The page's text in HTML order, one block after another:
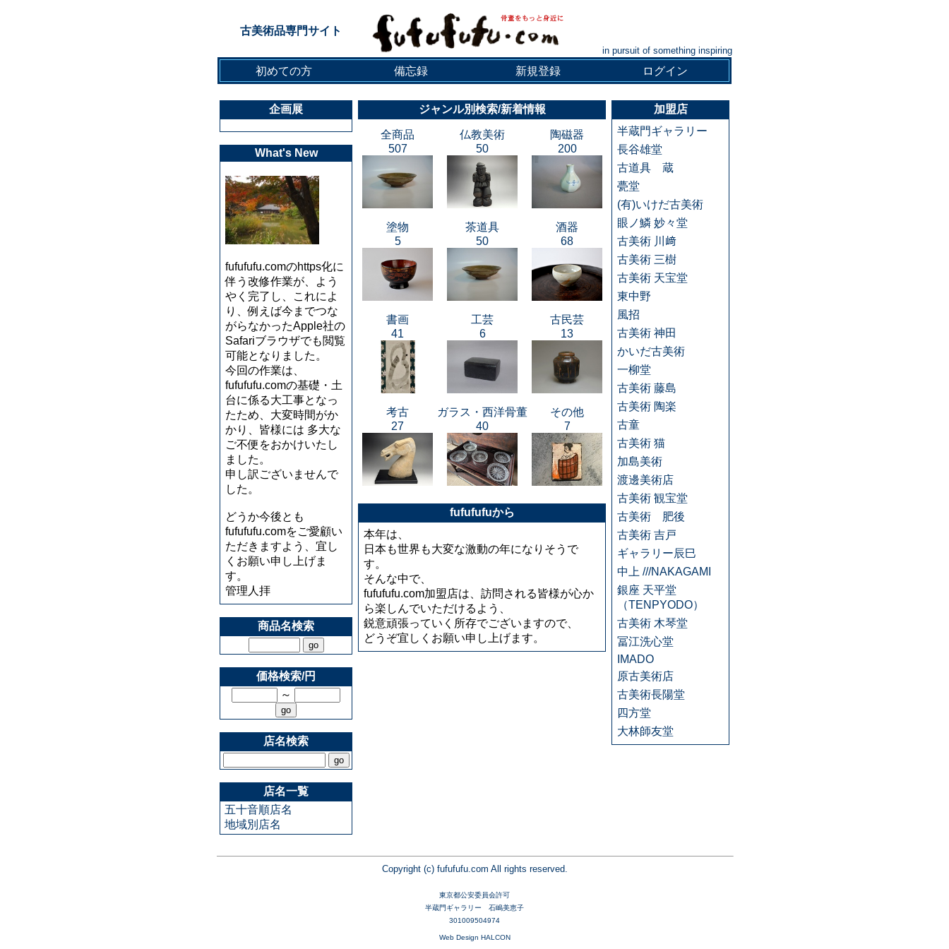
古美術品専門サイト
in pursuit of something inspiring
初めての方 備忘録 新規登録 ログイン
企画展
What's New
fufufufu.comのhttps化に
伴う改修作業が、よう
やく完了し、これによ
り、例えば今までつな
がらなかったApple社の
Safariブラウザでも閲覧
可能となりました。
今回の作業は、
fufufufu.comの基礎・土
台に係る大工事となっ
たため、大変時間がか
かり、皆様には 多大な
ご不便をおかけいたし
ました。
申し訳ございませんで
した。
どうか今後とも
fufufufu.comをご愛顧い
ただきますよう、宜し
くお願い申し上げま
す。
管理人拝
商品名検索
価格検索/円
～
店名検索
店名一覧
五十音順店名
地域別店名
ジャンル別検索/新着情報
全商品
507
仏教美術
50
陶磁器
200
塗物
5
茶道具
50
酒器
68
書画
41
工芸
6
古民芸
13
考古
27
ガラス・西洋骨董
40
その他
7
fufufufuから
本年は、
日本も世界も大変な激動の年になりそうで
す。
そんな中で、
fufufufu.com加盟店は、訪問される皆様が心か
ら楽しんでいただけるよう、
鋭意頑張っていく所存でございますので、
どうぞ宜しくお願い申し上げます。
加盟店
半蔵門ギャラリー
長谷雄堂
古道具 蔵
甍堂
(有)いけだ古美術
眼ノ鱗 妙々堂
古美術 川﨑
古美術 三樹
古美術 天宝堂
東中野
風招
古美術 神田
かいだ古美術
一柳堂
古美術 藤島
古美術 陶楽
古童
古美術 猫
加島美術
渡邊美術店
古美術 観宝堂
古美術 肥後
古美術 吉戸
ギャラリー辰巳
中上 ///NAKAGAMI
銀座 天平堂
（TENPYODO）
古美術 木琴堂
冨江洗心堂
IMADO
原古美術店
古美術長陽堂
四方堂
大林師友堂
Copyright (c) fufufufu.com All rights reserved.
東京都公安委員会許可
半蔵門ギャラリー 石嶋美恵子
301009504974
Web Design HALCON